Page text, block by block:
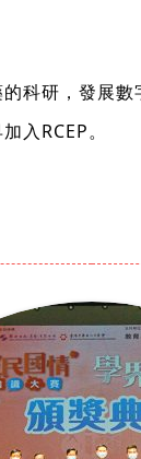
科研，發展
入RCEP。